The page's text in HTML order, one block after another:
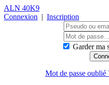
ALN 40K9
Connexion | Inscription
Garder ma
Mot de passe oublié